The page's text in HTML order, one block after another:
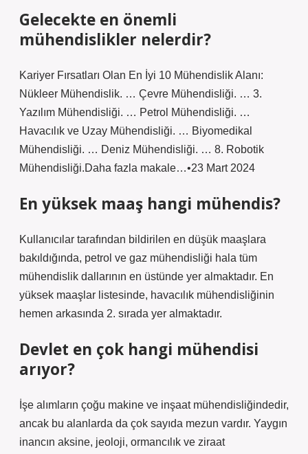
Gelecekte en önemli
mühendislikler nelerdir?
Kariyer Fırsatları Olan En İyi 10 Mühendislik Alanı:
Nükleer Mühendislik. … Çevre Mühendisliği. … 3.
Yazılım Mühendisliği. … Petrol Mühendisliği. …
Havacılık ve Uzay Mühendisliği. … Biyomedikal
Mühendisliği. … Deniz Mühendisliği. … 8. Robotik
Mühendisliği.Daha fazla makale…•23 Mart 2024
En yüksek maaş hangi mühendis?
Kullanıcılar tarafından bildirilen en düşük maaşlara
bakıldığında, petrol ve gaz mühendisliği hala tüm
mühendislik dallarının en üstünde yer almaktadır. En
yüksek maaşlar listesinde, havacılık mühendisliğinin
hemen arkasında 2. sırada yer almaktadır.
Devlet en çok hangi mühendisi
arıyor?
İşe alımların çoğu makine ve inşaat mühendisliğindedir,
ancak bu alanlarda da çok sayıda mezun vardır. Yaygın
inancın aksine, jeoloji, ormancılık ve ziraat